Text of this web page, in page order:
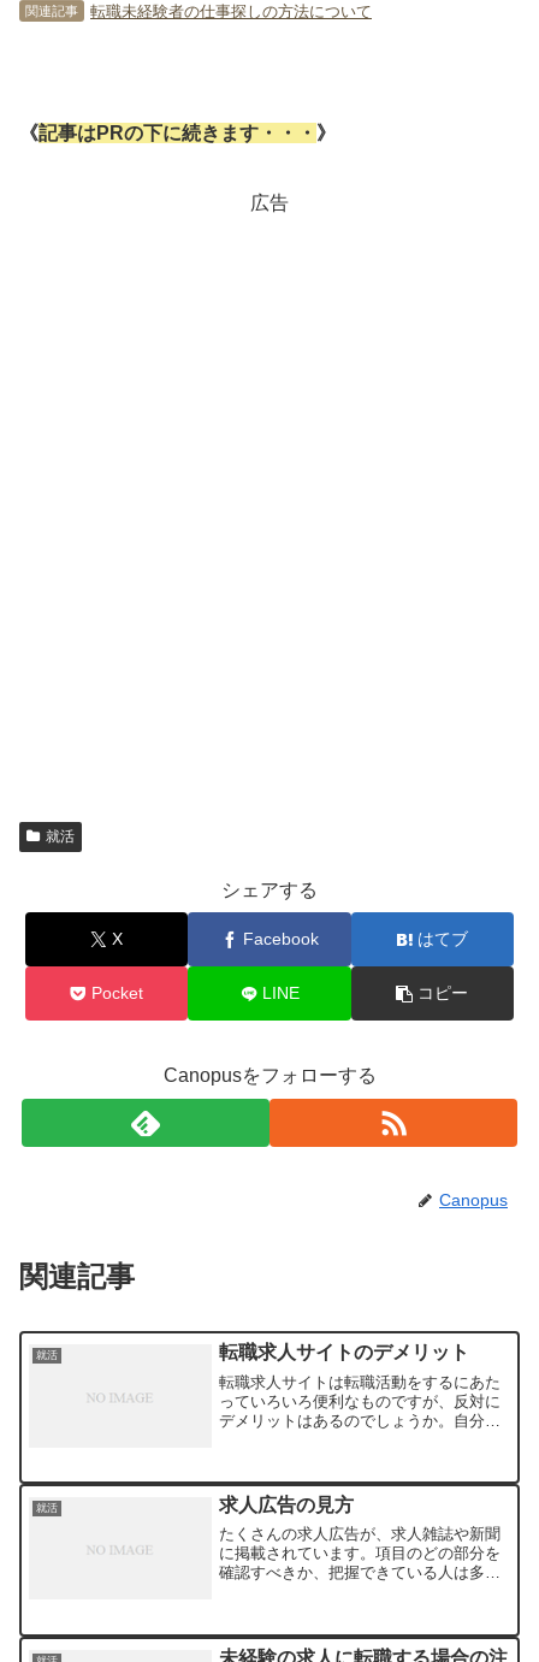
関連記事 転職未経験者の仕事探しの方法について
《記事はPRの下に続きます・・・ 》
広告
就活
シェアする
X Facebook はてブ
Pocket LINE コピー
Canopusをフォローする
Canopus
関連記事
就活 転職求人サイトのデメリット
転職求人サイトは転職活動をするにあた
っていろいろ便利なものですが、反対に
デメリットはあるのでしょうか。自分で
雑だと感じる人もいるようです。転職活
動をサポートしてくれる転...
就活 求人広告の見方
たくさんの求人広告が、求人雑誌や新聞
に掲載されています。項目のどの部分を
確認すべきか、把握できている人は多く
ってしまうことがあるといいます。給与
の種類についても、月給や...
未経験の求人に転職する場合の注